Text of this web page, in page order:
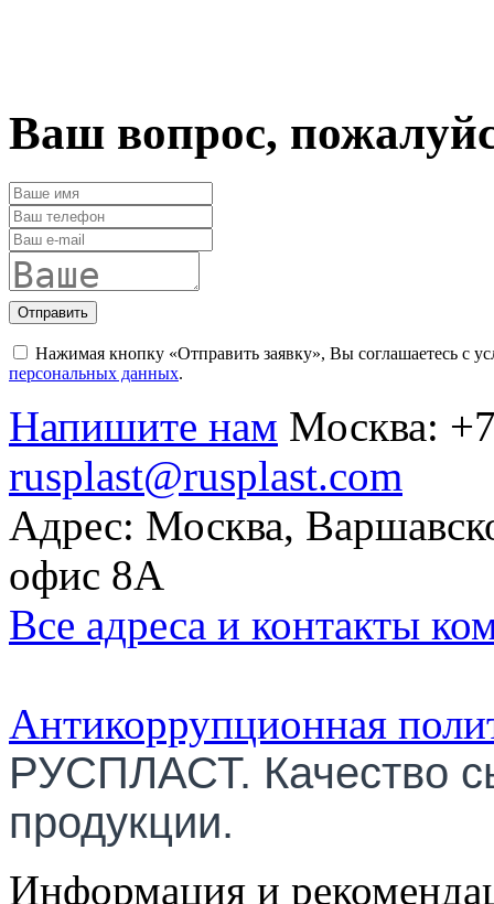
Ваш вопрос,
Отправить
Нажимая кнопку «Отправить заявку», Вы соглашаетесь с
персональных данных.
Напишите нам Москва:
rusplast@rusplast.com
Адрес: Москва,
офис 8А
Все адреса и контакты
Антикоррупционная
РУСПЛАСТ. Качество
продукции.
Информация и